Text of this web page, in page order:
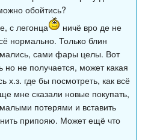
обойтись?
с легонца
ничё вро де не
нормально. Только блин
сами фары целы. Вот
но не получается, может какая
х.з. где бы посмотреть, как всё
мне сказали новые покупать,
потерями и вставить
припояю. Может ещё что